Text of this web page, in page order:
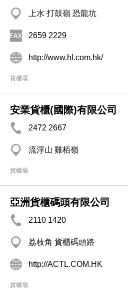
上水 打鼓嶺 恐龍坑
2659 2229
http://www.hl.com.hk/
貨櫃場
安業貨櫃(國際)有限公司
2472 2667
流浮山 雞栢嶺
貨櫃場
亞洲貨櫃碼頭有限公司
2110 1420
荔枝角 貨櫃碼頭路
http://ACTL.COM.HK
貨櫃場